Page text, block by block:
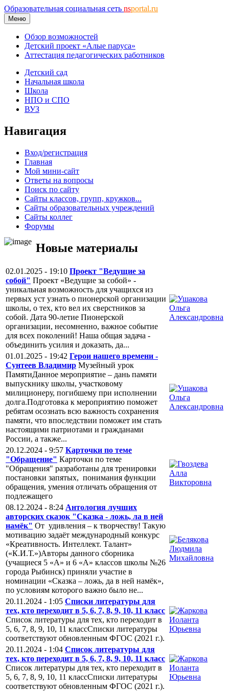
Образовательная социальная сеть nsportal.ru
Меню
Обзор возможностей
Детский проект «Алые паруса»
Аттестация педагогических работников
Детский сад
Начальная школа
Школа
НПО и СПО
ВУЗ
Навигация
Вход/регистрация
Главная
Мой мини-сайт
Ответы на вопросы
Поиск по сайту
Сайты классов, групп, кружков...
Сайты образовательных учреждений
Сайты коллег
Форумы
Новые материалы
02.01.2025 - 19:10 Проект "Ведущие за
собой" Проект «Ведущие за собой» -
уникальная возможность для учащихся из
первых уст узнать о пионерской организации
школы, о тех, кто вел их сверстников за
собой. Дата 90-летие Пионерской
организации, несомненно, важное событие
для всех поколений! Наша общая задача -
объединить усилия и доказать, да...
01.01.2025 - 19:42 Герои нашего времени -
Сунтеев Владимир Музейный урок
ПамятиДанное мероприятие – дань памяти
выпускнику школы, участковому
милиционеру, погибшему при исполнении
долга.Подготовка к мероприятию поможет
ребятам осознать всю важность сохранения
памяти, что впоследствии поможет им стать
настоящими патриотами и гражданами
России, а также...
20.12.2024 - 9:57 Карточки по теме
"Обращение" Карточки по теме
"Обращения" разработаны для тренировки
постановки запятых, понимания функции
обращения, умения отличать обращения от
подлежащего
08.12.2024 - 8:24 Антология лучших
авторских сказок "Сказка - ложь, ла в ней
намёк" От удивления – к творчеству! Такую
мотивацию задаёт международный конкурс
«Креативность. Интеллект. Талант»
(«К.И.Т.»)Авторы данного сборника
(учащиеся 5 «А» и 6 «А» классов школы №26
города Рыбинск) приняли участие в
номинации «Сказка – ложь, да в ней намёк»,
по условиям которого важно было не...
20.11.2024 - 1:05 Списки литературы для
тех, кто переходит в 5, 6, 7, 8, 9, 10, 11 класс
Список литературы для тех, кто переходит в
5, 6, 7, 8, 9, 10, 11 классСписки литературы
соответствуют обновленным ФГОС (2021 г.).
20.11.2024 - 1:04 Список литературы для
тех, кто переходит в 5, 6, 7, 8, 9, 10, 11 класс
Список литературы для тех, кто переходит в
5, 6, 7, 8, 9, 10, 11 классСписки литературы
соответствуют обновленным ФГОС (2021 г.).